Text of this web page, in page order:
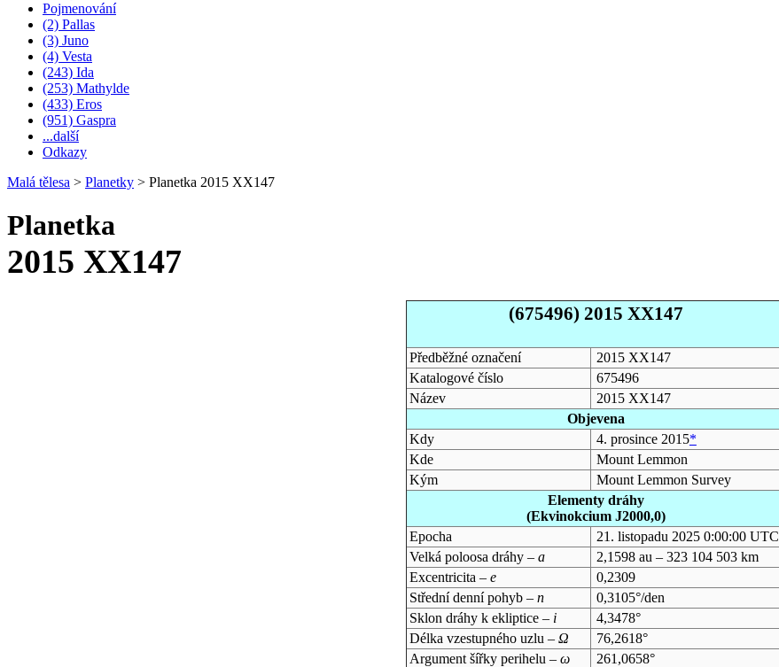
Pojmenování
(2) Pallas
(3) Juno
(4) Vesta
(243) Ida
(253) Mathylde
(433) Eros
(951) Gaspra
...další
Odkazy
Malá tělesa > Planetky > Planetka 2015 XX147
Planetka
2015 XX147
(675496) 2015 XX147
Předběžné označení
2015 XX147
Katalogové číslo
675496
Název
2015 XX147
Objevena
Kdy
4. prosince 2015*
Kde
Mount Lemmon
Kým
Mount Lemmon Survey
Elementy dráhy
(Ekvinokcium J2000,0)
Epocha
21. listopadu 2025 0:00:00 UTC
Velká poloosa dráhy – a
2,1598 au – 323 104 503 km
Excentricita – e
0,2309
Střední denní pohyb – n
0,3105°/den
Sklon dráhy k ekliptice – i
4,3478°
Délka vzestupného uzlu – Ω
76,2618°
Argument šířky perihelu – ω
261,0658°